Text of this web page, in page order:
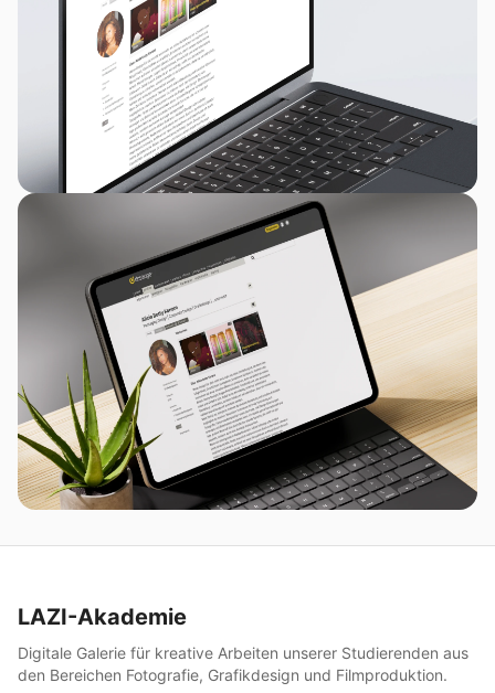
LAZI-Akademie
Digitale Galerie für kreative Arbeiten unserer Studierenden aus
den Bereichen Fotografie, Grafikdesign und Filmproduktion.